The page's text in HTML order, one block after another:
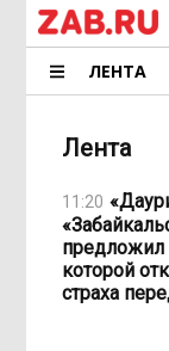
ЛЕНТА
Лента
11:20
предложил
которой
страха